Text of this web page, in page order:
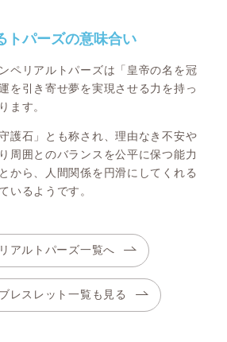
トパーズの意味合い
ペリアルトパーズは「皇帝の名を冠
を引き寄せ夢を実現させる力を持っ
ます。
護石」とも称され、理由なき不安や
周囲とのバランスを公平に保つ能力
から、人間関係を円滑にしてくれる
いるようです。
アルトパーズ一覧へ
レスレット一覧も見る